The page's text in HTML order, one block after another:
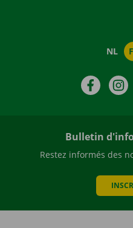
NL
Bulletin
Restez informés des